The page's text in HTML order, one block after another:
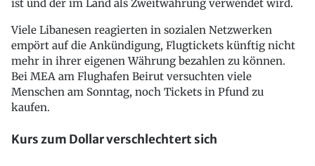
ist und der im Land als Zweitwährung verwendet wird.
Viele Libanesen reagierten in sozialen Netzwerken
empört auf die Ankündigung, Flugtickets künftig nicht
mehr in ihrer eigenen Währung bezahlen zu können.
Bei MEA am Flughafen Beirut versuchten viele
Menschen am Sonntag, noch Tickets in Pfund zu
kaufen.
Kurs zum Dollar verschlechtert sich